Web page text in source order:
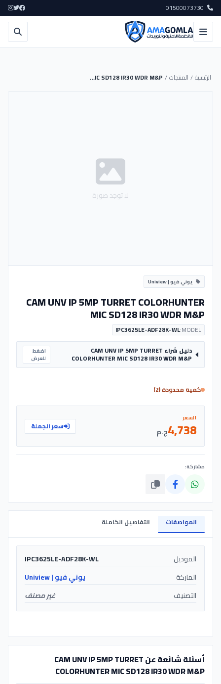
الرئيسية/ المنتجات/
CAM UNV IP 5MP TURRET COLORHUNTER MIC SD128 IR30 WDR M&P
لا توجد صورة
يوني فيو | Uniview
CAM UNV IP 5MP TURRET COLORHUNTER
MIC SD128 IR30 WDR M&P
MODEL:
IPC3625LE-ADF28K-WL
دليل شراء CAM UNV IP 5MP TURRET
COLORHUNTER MIC SD128 IR30 WDR M&P
اضغط
للعرض
كمية محدودة (2)
السعر
4,738ج.م سعر الجملة
مشاركة:
المواصفات التفاصيل الكاملة
الموديل
IPC3625LE-ADF28K-WL
الماركة
يوني فيو | Uniview
التصنيف
غير مصنف
أسئلة شائعة عن CAM UNV IP 5MP TURRET
COLORHUNTER MIC SD128 IR30 WDR M&P